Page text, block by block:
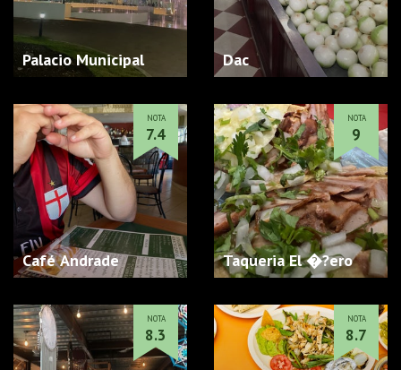
Palacio Municipal Dac
Café Andrade
NOTA
7.4
Taqueria El �?ero
NOTA
9
NOTA
8.3
NOTA
8.7